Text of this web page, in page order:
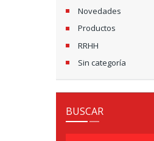
Novedades
Productos
RRHH
Sin categoría
BUSCAR